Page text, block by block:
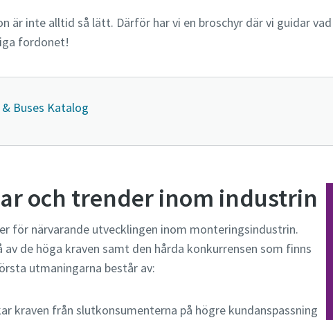
är inte alltid så lätt. Därför har vi en broschyr där vi guidar
fordonet!
Buses Katalog
och trender inom industrin
för närvarande utvecklingen inom monteringsindustrin.
av de höga kraven samt den hårda konkurrensen som finns
utmaningarna består av:
kraven från slutkonsumenterna på högre kundanspassning